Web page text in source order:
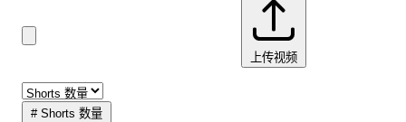
上传视频
# Shorts 数量